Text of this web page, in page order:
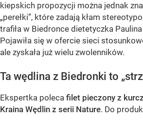
kiepskich propozycji można jednak
„perełki”, które zadają kłam
trafiła w Biedronce dietetyczka
Pojawiła się w ofercie sieci
ale zyskała już wielu zwolenników.
Ta wędlina z Biedronki to
Ekspertka poleca filet pieczony z
Kraina Wędlin z serii Nature. Do